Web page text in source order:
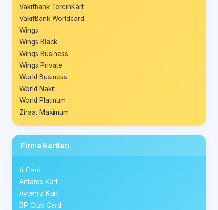
Vakıfbank TercihKart
VakıfBank Worldcard
Wings
Wings Black
Wings Business
Wings Private
World Business
World Nakit
World Platinum
Ziraat Maximum
Firma Kartları
A Card
Antares Kart
Aytemiz Kart
BP Club Card